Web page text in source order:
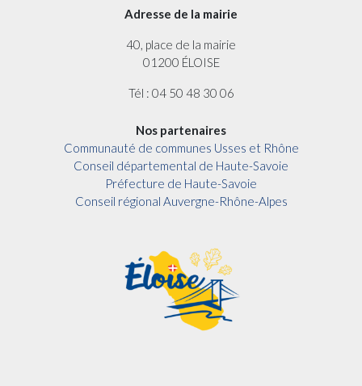
Adresse de la mairie
40, place de la mairie
01200 ÉLOISE
Tél : 04 50 48 30 06
Nos partenaires
Communauté de communes Usses et Rhône
Conseil départemental de Haute-Savoie
Préfecture de Haute-Savoie
Conseil régional Auvergne-Rhône-Alpes